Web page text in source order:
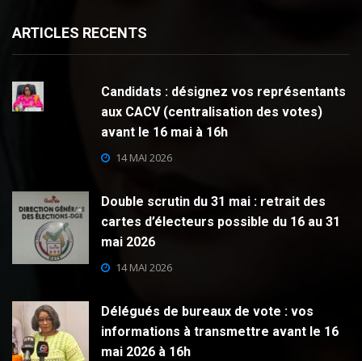
ARTICLES RECENTS
Candidats : désignez vos représentants
aux CACV (centralisation des votes)
avant le 16 mai à 16h
14 MAI 2026
Double scrutin du 31 mai : retrait des
cartes d’électeurs possible du 16 au 31
mai 2026
14 MAI 2026
Délégués de bureaux de vote : vos
informations à transmettre avant le 16
mai 2026 à 16h